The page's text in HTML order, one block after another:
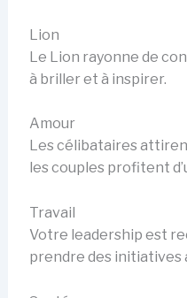
Lion
Le Lion rayonne de
à briller et à inspirer.
Amour
Les célibataires
les couples profitent
Travail
Votre leadership est
prendre des initiatives